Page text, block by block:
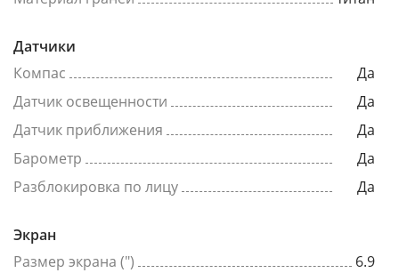
Датчики
Компас
Да
Датчик освещенности
Да
Датчик приближения
Да
Барометр
Да
Разблокировка по лицу
Да
Экран
Размер экрана (")
6.9